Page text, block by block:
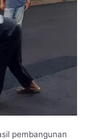
pembangunan